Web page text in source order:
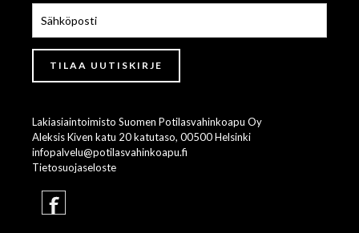
Lakiasiaintoimisto Suomen Potilasvahinkoapu Oy
Aleksis Kiven katu 20 katutaso, 00500 Helsinki
infopalvelu@potilasvahinkoapu.fi
Tietosuojaseloste